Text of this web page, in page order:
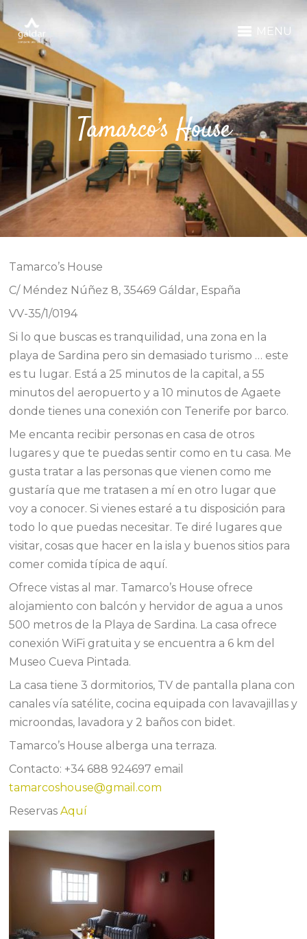
MENU
Tamarco’s House
Tamarco’s House
C/ Méndez Núñez 8, 35469 Gáldar, España
VV-35/1/0194
Si lo que buscas es tranquilidad, una zona en la
playa de Sardina pero sin demasiado turismo … este
es tu lugar. Está a 25 minutos de la capital, a 55
minutos del aeropuerto y a 10 minutos de Agaete
donde tienes una conexión con Tenerife por barco.
Me encanta recibir personas en casa de otros
lugares y que te puedas sentir como en tu casa. Me
gusta tratar a las personas que vienen como me
gustaría que me tratasen a mí en otro lugar que
voy a conocer. Si vienes estaré a tu disposición para
todo lo que puedas necesitar. Te diré lugares que
visitar, cosas que hacer en la isla y buenos sitios para
comer comida típica de aquí.
Ofrece vistas al mar. Tamarco’s House ofrece
alojamiento con balcón y hervidor de agua a unos
500 metros de la Playa de Sardina. La casa ofrece
conexión WiFi gratuita y se encuentra a 6 km del
Museo Cueva Pintada.
La casa tiene 3 dormitorios, TV de pantalla plana con
canales vía satélite, cocina equipada con lavavajillas y
microondas, lavadora y 2 baños con bidet.
Tamarco’s House alberga una terraza.
Contacto: +34 688 924697 email
tamarcoshouse@gmail.com
ReservasAquí